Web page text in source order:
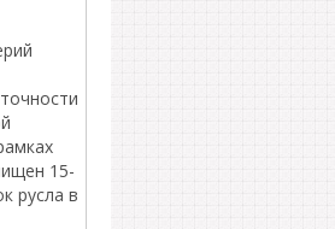
15-
русла в